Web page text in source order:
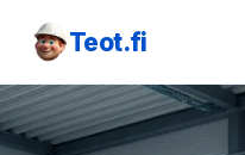
Teot.fi